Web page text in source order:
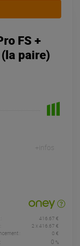
FS +
paire)
+infos
416.67 €
2 x 416.67 €
:
0 €
0 %